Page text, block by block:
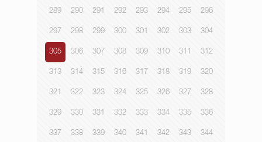
289 290 291 292 293 294 295 296
297 298 299 300 301 302 303 304
305 306 307 308 309 310 311 312
313 314 315 316 317 318 319 320
321 322 323 324 325 326 327 328
329 330 331 332 333 334 335 336
337 338 339 340 341 342 343 344